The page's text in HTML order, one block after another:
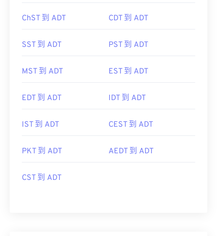
ChST 到 ADT CDT 到 ADT
SST 到 ADT PST 到 ADT
MST 到 ADT EST 到 ADT
EDT 到 ADT IDT 到 ADT
IST 到 ADT CEST 到 ADT
PKT 到 ADT AEDT 到 ADT
CST 到 ADT